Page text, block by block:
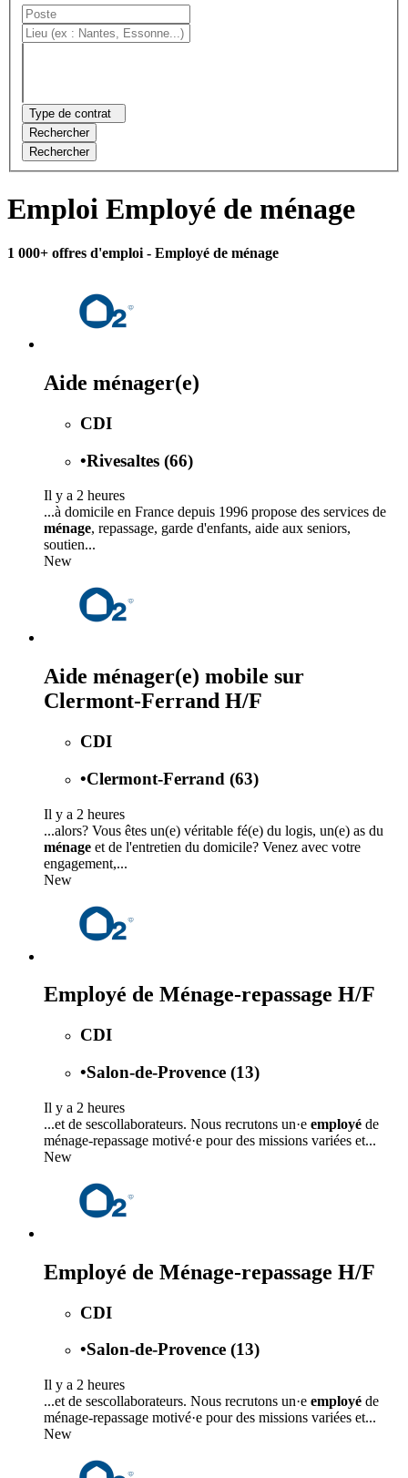
Type de contrat
Rechercher
Rechercher
Emploi Employé de ménage
1 000+ offres d'emploi - Employé de ménage
Aide ménager(e)
CDI
•Rivesaltes (66)
Il y a 2 heures
...à domicile en France depuis 1996 propose des services de
ménage, repassage, garde d'enfants, aide aux seniors,
soutien...
New
Aide ménager(e) mobile sur
Clermont-Ferrand H/F
CDI
•Clermont-Ferrand (63)
Il y a 2 heures
...alors? Vous êtes un(e) véritable fé(e) du logis, un(e) as du
ménage et de l'entretien du domicile? Venez avec votre
engagement,...
New
Employé de Ménage-repassage H/F
CDI
•Salon-de-Provence (13)
Il y a 2 heures
...et de sescollaborateurs. Nous recrutons un·e employé de
ménage-repassage motivé·e pour des missions variées et...
New
Employé de Ménage-repassage H/F
CDI
•Salon-de-Provence (13)
Il y a 2 heures
...et de sescollaborateurs. Nous recrutons un·e employé de
ménage-repassage motivé·e pour des missions variées et...
New